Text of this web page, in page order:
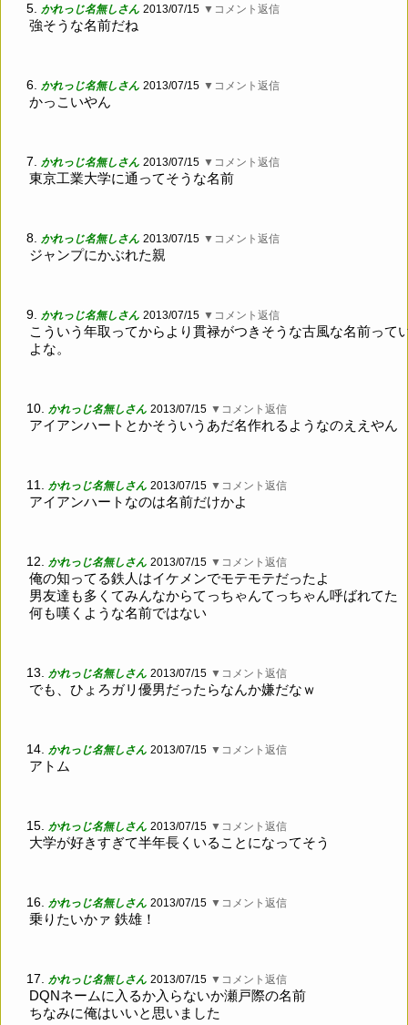
5. かれっじ名無しさん 2013/07/15 ▼コメント返信
強そうな名前だね
6. かれっじ名無しさん 2013/07/15 ▼コメント返信
かっこいやん
7. かれっじ名無しさん 2013/07/15 ▼コメント返信
東京工業大学に通ってそうな名前
8. かれっじ名無しさん 2013/07/15 ▼コメント返信
ジャンプにかぶれた親
9. かれっじ名無しさん 2013/07/15 ▼コメント返信
こういう年取ってからより貫禄がつきそうな古風な名前って
よな。
10. かれっじ名無しさん 2013/07/15 ▼コメント返信
アイアンハートとかそういうあだ名作れるようなのええやん
11. かれっじ名無しさん 2013/07/15 ▼コメント返信
アイアンハートなのは名前だけかよ
12. かれっじ名無しさん 2013/07/15 ▼コメント返信
俺の知ってる鉄人はイケメンでモテモテだったよ
男友達も多くてみんなからてっちゃんてっちゃん呼ばれてた
何も嘆くような名前ではない
13. かれっじ名無しさん 2013/07/15 ▼コメント返信
でも、ひょろガリ優男だったらなんか嫌だなｗ
14. かれっじ名無しさん 2013/07/15 ▼コメント返信
アトム
15. かれっじ名無しさん 2013/07/15 ▼コメント返信
大学が好きすぎて半年長くいることになってそう
16. かれっじ名無しさん 2013/07/15 ▼コメント返信
乗りたいかァ 鉄雄！
17. かれっじ名無しさん 2013/07/15 ▼コメント返信
DQNネームに入るか入らないか瀬戸際の名前
ちなみに俺はいいと思いました